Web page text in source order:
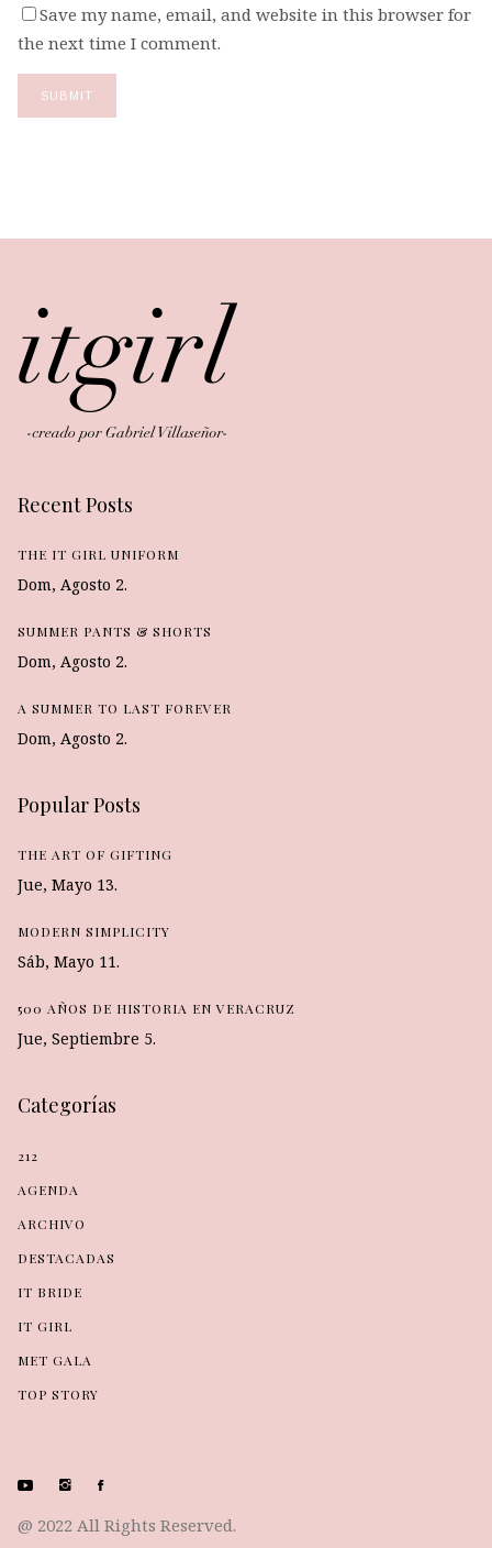
Save my name, email, and website in this browser for
the next time I comment.
Recent Posts
THE IT GIRL UNIFORM
Dom, Agosto 2.
SUMMER PANTS & SHORTS
Dom, Agosto 2.
A SUMMER TO LAST FOREVER
Dom, Agosto 2.
Popular Posts
THE ART OF GIFTING
Jue, Mayo 13.
MODERN SIMPLICITY
Sáb, Mayo 11.
500 AÑOS DE HISTORIA EN VERACRUZ
Jue, Septiembre 5.
Categorías
212
AGENDA
ARCHIVO
DESTACADAS
IT BRIDE
IT GIRL
MET GALA
TOP STORY
@ 2022 All Rights Reserved.